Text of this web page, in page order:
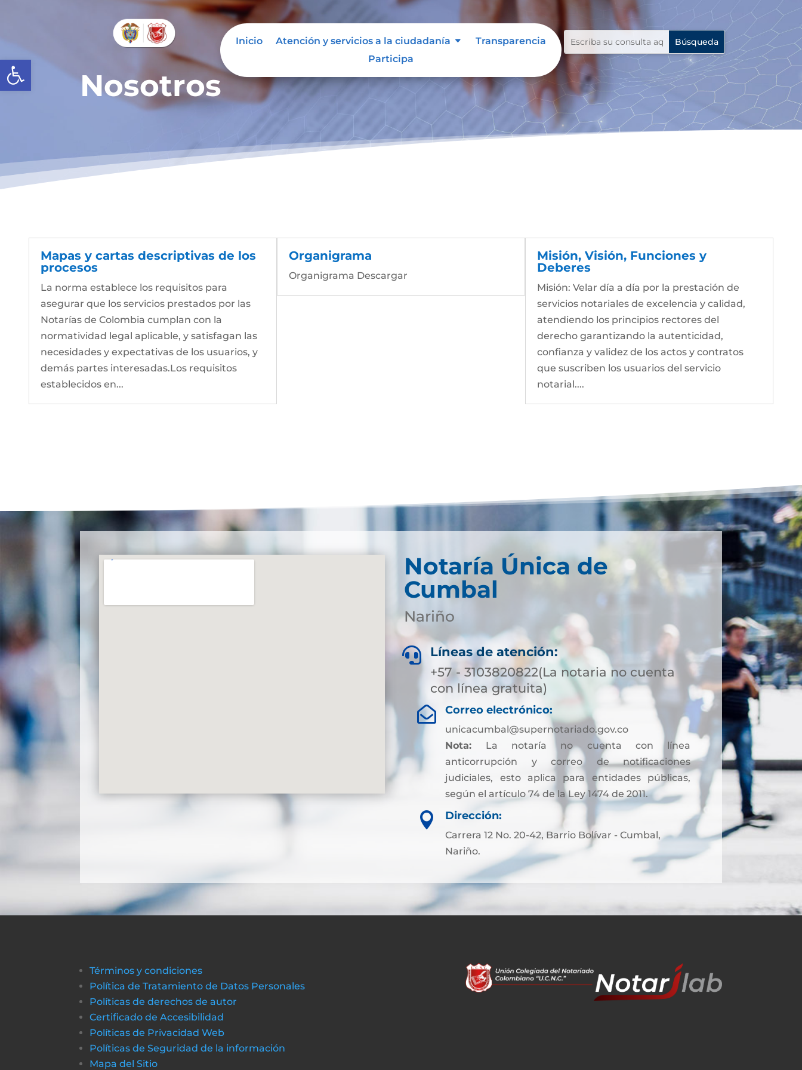
Abrir barra de herramientas
Inicio Atención y servicios a la ciudadanía
Transparencia
Participa
Nosotros
Mapas y cartas descriptivas de los
procesos
La norma establece los requisitos para
asegurar que los servicios prestados por las
Notarías de Colombia cumplan con la
normatividad legal aplicable, y satisfagan las
necesidades y expectativas de los usuarios, y
demás partes interesadas.Los requisitos
establecidos en...
Organigrama
Organigrama Descargar
Misión, Visión, Funciones y
Deberes
Misión: Velar día a día por la prestación de
servicios notariales de excelencia y calidad,
atendiendo los principios rectores del
derecho garantizando la autenticidad,
confianza y validez de los actos y contratos
que suscriben los usuarios del servicio
notarial....
Notaría Única de
Cumbal
Nariño

Líneas de atención:
+57 - 3103820822(La notaria no cuenta
con línea gratuita)
 Correo electrónico:
unicacumbal@supernotariado.gov.co
Nota: La notaría no cuenta con línea
anticorrupción y correo de notificaciones
judiciales, esto aplica para entidades públicas,
según el artículo 74 de la Ley 1474 de 2011.
 Dirección:
Carrera 12 No. 20-42, Barrio Bolívar - Cumbal,
Nariño.
Términos y condiciones
Política de Tratamiento de Datos Personales
Políticas de derechos de autor
Certificado de Accesibilidad
Políticas de Privacidad Web
Políticas de Seguridad de la información
Mapa del Sitio